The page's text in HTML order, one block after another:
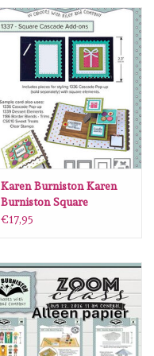
Karen Burniston Karen
Burniston Square
Cascade Add-ons 1337
€17,95